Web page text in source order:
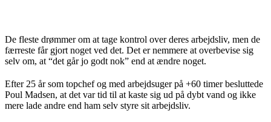
De fleste drømmer om at tage kontrol over deres arbejdsliv, men de
færreste får gjort noget ved det. Det er nemmere at overbevise sig
selv om, at “det går jo godt nok” end at ændre noget.
Efter 25 år som topchef og med arbejdsuger på +60 timer besluttede
Poul Madsen, at det var tid til at kaste sig ud på dybt vand og ikke
mere lade andre end ham selv styre sit arbejdsliv.